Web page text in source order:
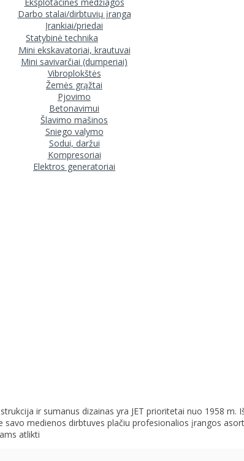
Darbo stalai/dirbtuvių įranga
Įrankiai/priedai
Statybinė technika
Mini ekskavatoriai, krautuvai
Mini savivarčiai (dumperiai)
Vibroplokštės
Žemės grąžtai
Pjovimo
Betonavimui
Šlavimo mašinos
Sniego valymo
Sodui, daržui
Kompresoriai
Elektros generatoriai
ir sumanus dizainas yra JET prioritetai nuo 1958 m.
medienos dirbtuves plačiu profesionalios įrangos
atlikti